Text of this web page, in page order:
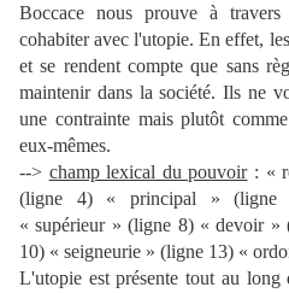
Boccace nous prouve à
cohabiter avec l'utopie. En effet,
et se rendent compte que sans
maintenir dans la société. Ils ne
une contrainte mais plutôt
eux-mêmes.
--> champ lexical du pouvoir: «
(ligne 4) « principal »
« supérieur » (ligne 8) « devoir
10) « seigneurie » (ligne 13) «
L'utopie est présente tout au